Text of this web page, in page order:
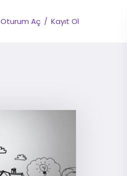
Oturum Aç / Kayıt Ol